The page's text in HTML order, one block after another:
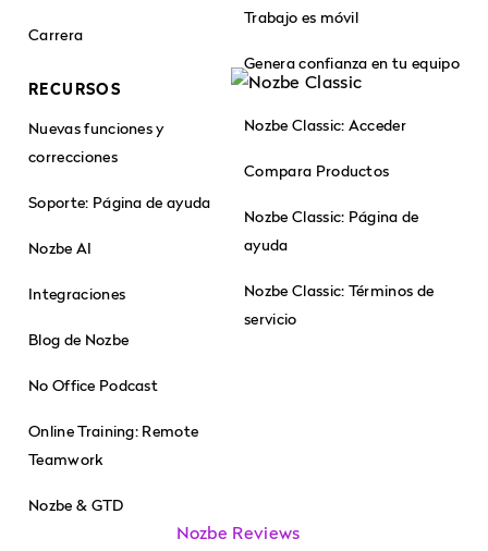
Carrera
Trabajo es móvil
Genera confianza en tu equipo
RECURSOS
Nuevas funciones y
correcciones
Soporte: Página de ayuda
Nozbe AI
Integraciones
Blog de Nozbe
No Office Podcast
Online Training: Remote
Teamwork
Nozbe & GTD
Nozbe Classic: Acceder
Compara Productos
Nozbe Classic: Página de
ayuda
Nozbe Classic: Términos de
servicio
Nozbe Reviews